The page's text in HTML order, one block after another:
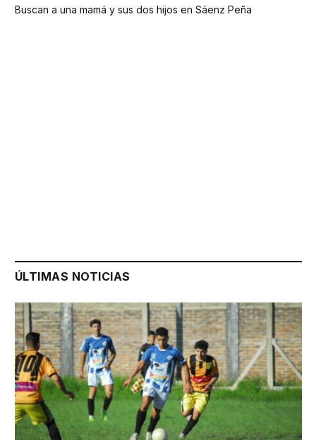
Buscan a una mamá y sus dos hijos en Sáenz Peña
ÚLTIMAS NOTICIAS